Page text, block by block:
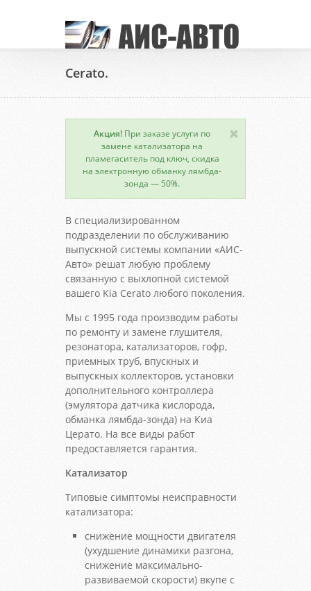
Cerato.
Акция! При заказе услуги по
замене катализатора на
пламегаситель под ключ, скидка
на электронную обманку лямбда-
зонда — 50%.
В специализированном
подразделении по обслуживанию
выпускной системы компании «АИС-
Авто» решат любую проблему
связанную с выхлопной системой
вашего Kia Cerato любого поколения.
Мы с 1995 года производим работы
по ремонту и замене глушителя,
резонатора, катализаторов, гофр,
приемных труб, впускных и
выпускных коллекторов, установки
дополнительного контроллера
(эмулятора датчика кислорода,
обманка лямбда-зонда) на Киа
Церато. На все виды работ
предоставляется гарантия.
Катализатор
Типовые симптомы неисправности
катализатора:
снижение мощности двигателя
(ухудшение динамики разгона,
снижение максимально-
развиваемой скорости) вкупе с